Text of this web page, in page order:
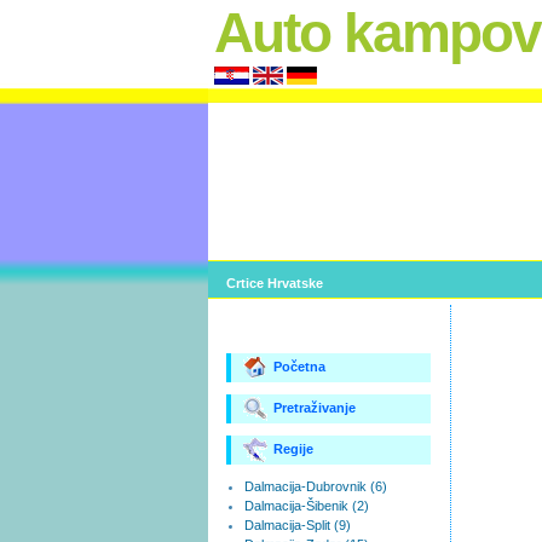
Auto
Crtice Hrvatske
Početna
Pretraživanje
Regije
Dalmacija-Dubrovnik (6)
Dalmacija-Šibenik (2)
Dalmacija-Split (9)